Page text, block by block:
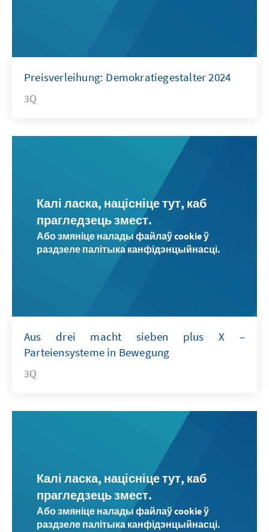
Preisverleihung: Demokratiegestalter 2024
3Q
Калі ласка, націсніце тут, каб
прагледзець змест.
Або змяніце налады файлаў cookie ў
раздзеле палітыка канфідэнцыйнасці.
Aus drei macht sieben plus X –
Parteiensysteme in Bewegung
3Q
Калі ласка, націсніце тут, каб
прагледзець змест.
Або змяніце налады файлаў cookie ў
раздзеле палітыка канфідэнцыйнасці.